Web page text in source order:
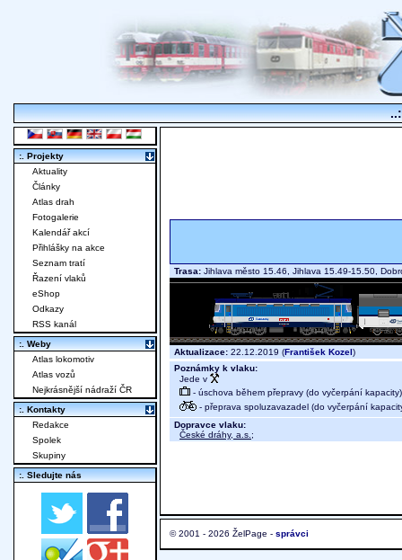
Trasa: Jihlava město 15.46, Jihlava 15.49-15.50,
Aktualizace: 22.12.2019 (František Kozel)
Poznámky k vlaku:
Jede v
- úschova během přepravy (do vyčerpání kapacity)
- přeprava spoluzavazadel (do vyčerpání
Dopravce vlaku:
České dráhy, a.s. ;
© 2001 - 2026 ŽelPage - správci
:. Projekty
Aktuality
Články
Atlas drah
Fotogalerie
Kalendář akcí
Přihlášky na akce
Seznam tratí
Řazení vlaků
eShop
Odkazy
RSS kanál
:. Weby
Atlas lokomotiv
Atlas vozů
Nejkrásnější nádraží ČR
:. Kontakty
Redakce
Spolek
Skupiny
:. Sledujte nás